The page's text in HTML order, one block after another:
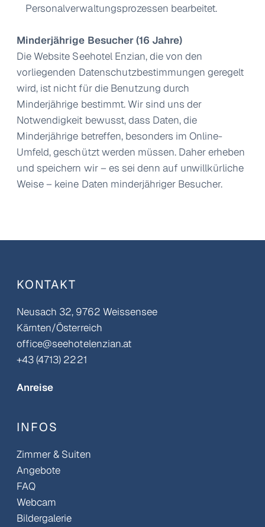
Personalverwaltungsprozessen bearbeitet.
Minderjährige Besucher (16 Jahre)
Die Website Seehotel Enzian, die von den
vorliegenden Datenschutzbestimmungen geregelt
wird, ist nicht für die Benutzung durch
Minderjährige bestimmt. Wir sind uns der
Notwendigkeit bewusst, dass Daten, die
Minderjährige betreffen, besonders im Online-
Umfeld, geschützt werden müssen. Daher erheben
und speichern wir – es sei denn auf unwillkürliche
Weise – keine Daten minderjähriger Besucher.
KONTAKT
Neusach 32, 9762 Weissensee
Kärnten/Österreich
office@seehotelenzian.at
+43 (4713) 2221
Anreise
INFOS
Zimmer & Suiten
Angebote
FAQ
Webcam
Bildergalerie